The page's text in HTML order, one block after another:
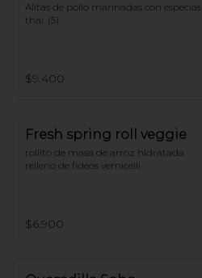
Alitas de pollo marinadas con especias
thai. (5)
$9.400
Fresh spring roll veggie
rollito de masa de arroz hidratada
relleno de fideos vemicelli
$6.900